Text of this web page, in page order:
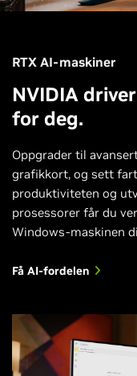
RTX AI-maskiner
NVIDIA
for deg.
Oppgrader til
grafikkort, og sett
produktiviteten og
prosessorer får du
Windows-maskinen
Få AI-fordelen